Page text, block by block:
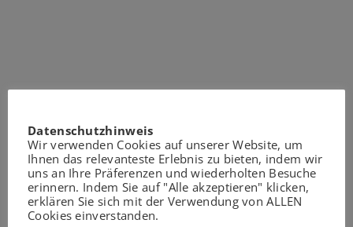
Datenschutzhinweis
Wir verwenden Cookies auf unserer Website, um
Ihnen das relevanteste Erlebnis zu bieten, indem wir
uns an Ihre Präferenzen und wiederholten Besuche
erinnern. Indem Sie auf "Alle akzeptieren" klicken,
erklären Sie sich mit der Verwendung von ALLEN
Cookies einverstanden.